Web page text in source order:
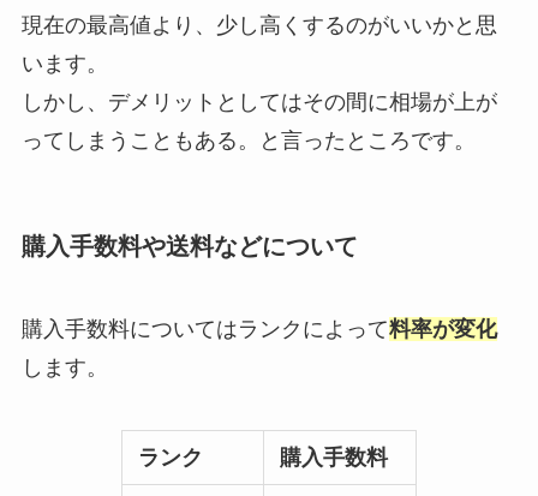
現在の最高値より、少し高くするのがいいかと思
います。
しかし、デメリットとしてはその間に相場が上が
ってしまうこともある。と言ったところです。
購入手数料や送料などについて
購入手数料についてはランクによって料率が変化
します。
ランク 購入手数料